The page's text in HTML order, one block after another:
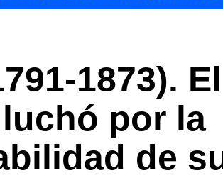
1873).
por la
de